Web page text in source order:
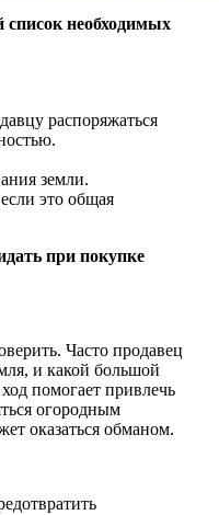
необходимых
распоряжаться
земли.
это общая
при покупке
Часто продавец
и какой большой
помогает привлечь
огородным
оказаться обманом.